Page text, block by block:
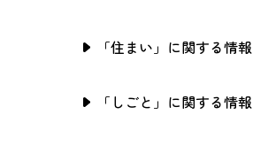
「住まい」に関する情報
「しごと」に関する情報